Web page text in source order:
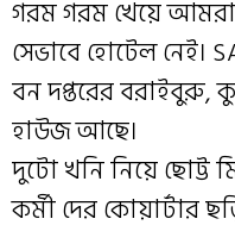
গরম গরম খেয়ে
সেভাবে হোটেল নেই।
বন দপ্তরের বরাইবুরু,
হাউজ আছে।
দুটো খনি নিয়ে ছোট্ট
কর্মী দের কোয়ার্টার